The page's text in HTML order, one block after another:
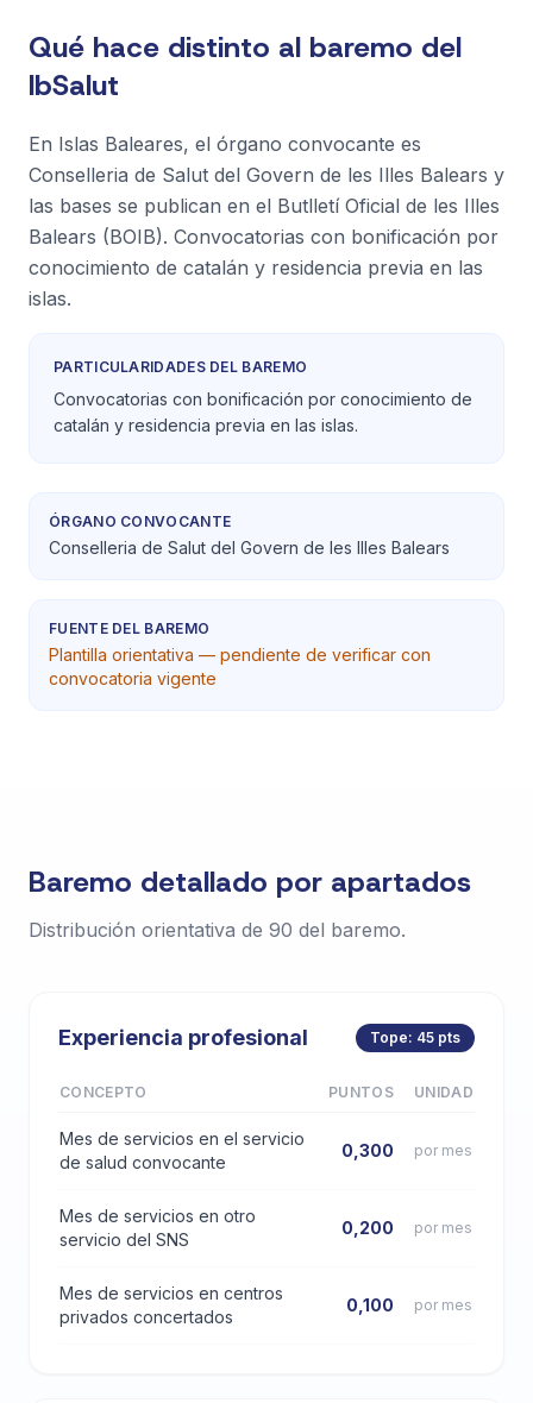
Qué hace distinto al baremo del
IbSalut
En Islas Baleares, el órgano convocante es
Conselleria de Salut del Govern de les Illes Balears y
las bases se publican en el Butlletí Oficial de les Illes
Balears (BOIB). Convocatorias con bonificación por
conocimiento de catalán y residencia previa en las
islas.
PARTICULARIDADES DEL BAREMO
Convocatorias con bonificación por conocimiento de
catalán y residencia previa en las islas.
ÓRGANO CONVOCANTE
Conselleria de Salut del Govern de les Illes Balears
FUENTE DEL BAREMO
Plantilla orientativa — pendiente de verificar con
convocatoria vigente
Baremo detallado por apartados
Distribución orientativa de 90 del baremo.
Experiencia profesional Tope: 45 pts
CONCEPTO PUNTOS UNIDAD
Mes de servicios en el servicio
de salud convocante
0,300 por mes
Mes de servicios en otro
servicio del SNS
0,200 por mes
Mes de servicios en centros
privados concertados
0,100 por mes